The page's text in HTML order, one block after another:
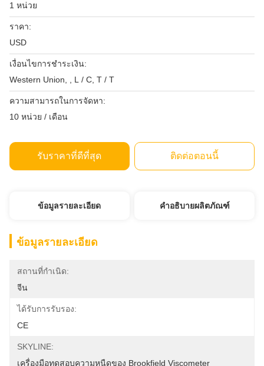
1 หน่วย
ราคา:
USD
เงื่อนไขการชำระเงิน:
Western Union, , L / C, T / T
ความสามารถในการจัดหา:
10 หน่วย / เดือน
รับราคาที่ดีที่สุด ติดต่อตอนนี้
ข้อมูลรายละเอียด คำอธิบายผลิตภัณฑ์
ข้อมูลรายละเอียด
สถานที่กำเนิด:
จีน
ได้รับการรับรอง:
CE
SKYLINE:
เครื่องมือทดสอบความหนืดของ Brookfield Viscometer